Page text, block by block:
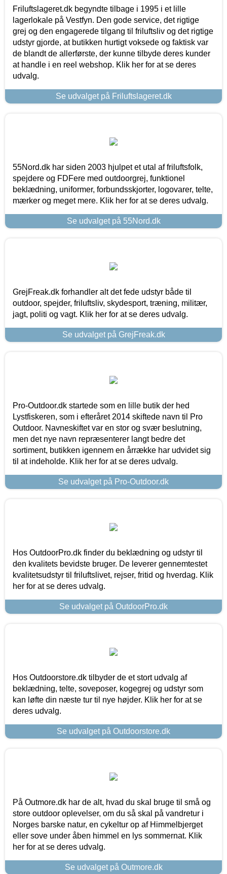
Friluftslageret.dk begyndte tilbage i 1995 i et lille
lagerlokale på Vestfyn. Den gode service, det rigtige
grej og den engagerede tilgang til friluftsliv og det rigtige
udstyr gjorde, at butikken hurtigt voksede og faktisk var
de blandt de allerførste, der kunne tilbyde deres kunder
at handle i en reel webshop. Klik her for at se deres
udvalg.
Se udvalget på Friluftslageret.dk
55Nord.dk har siden 2003 hjulpet et utal af friluftsfolk,
spejdere og FDFere med outdoorgrej, funktionel
beklædning, uniformer, forbundsskjorter, logovarer, telte,
mærker og meget mere. Klik her for at se deres udvalg.
Se udvalget på 55Nord.dk
GrejFreak.dk forhandler alt det fede udstyr både til
outdoor, spejder, friluftsliv, skydesport, træning, militær,
jagt, politi og vagt. Klik her for at se deres udvalg.
Se udvalget på GrejFreak.dk
Pro-Outdoor.dk startede som en lille butik der hed
Lystfiskeren, som i efteråret 2014 skiftede navn til Pro
Outdoor. Navneskiftet var en stor og svær beslutning,
men det nye navn repræsenterer langt bedre det
sortiment, butikken igennem en årrække har udvidet sig
til at indeholde. Klik her for at se deres udvalg.
Se udvalget på Pro-Outdoor.dk
Hos OutdoorPro.dk finder du beklædning og udstyr til
den kvalitets bevidste bruger. De leverer gennemtestet
kvalitetsudstyr til friluftslivet, rejser, fritid og hverdag. Klik
her for at se deres udvalg.
Se udvalget på OutdoorPro.dk
Hos Outdoorstore.dk tilbyder de et stort udvalg af
beklædning, telte, soveposer, kogegrej og udstyr som
kan løfte din næste tur til nye højder. Klik her for at se
deres udvalg.
Se udvalget på Outdoorstore.dk
På Outmore.dk har de alt, hvad du skal bruge til små og
store outdoor oplevelser, om du så skal på vandretur i
Norges barske natur, en cykeltur op af Himmelbjerget
eller sove under åben himmel en lys sommernat. Klik
her for at se deres udvalg.
Se udvalget på Outmore.dk